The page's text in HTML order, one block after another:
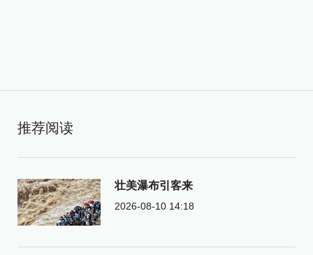
推荐阅读
壮美瀑布引客来
2026-08-10 14:18